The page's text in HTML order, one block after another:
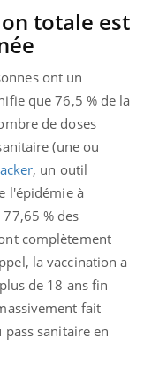
totale est
ont un
que 76,5 % de la
de doses
(une ou
, un outil
l'épidémie à
% des
complètement
la vaccination a
de 18 ans fin
fait
pass sanitaire en